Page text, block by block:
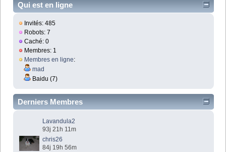
Qui est en ligne
Invités: 485
Robots: 7
Caché: 0
Membres: 1
Membres en ligne:
mad
Baidu (7)
Derniers Membres
Lavandula2
93j 21h 11m
chris26
84j 19h 56m